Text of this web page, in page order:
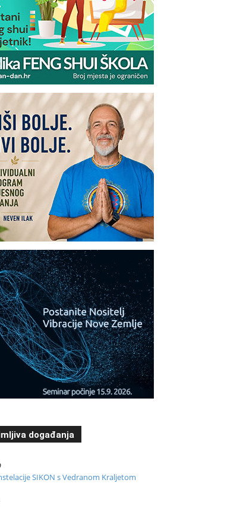
događanja
SIKON s Vedranom Kraljetom